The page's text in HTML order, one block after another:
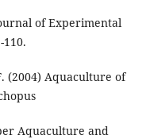
of Experimental
(2004) Aquaculture of
Aquaculture and